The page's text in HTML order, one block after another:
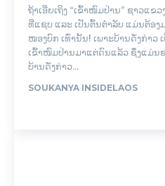
ຖ້າເອີ່ຍເຖິງ “ເຂົ້າໜົມປ່ານ” ຊາວແຂ
ທີ່ແຊບ ແລະ ເປັນຕົ້ນຕຳລັບ ແມ່ນຕ້ອງ
ໜອງບົກ ເທົ່ານັ້ນ! ເພາະບ້ານດັ່ງກ່າວ
ເຂົ້າໜົມປ່ານມາແຕ່ດົນແລ້ວ ຊຶ່ງແມ່
ບ້ານດັ່ງກ່າວ...
SOUKANYA INSIDELAOS